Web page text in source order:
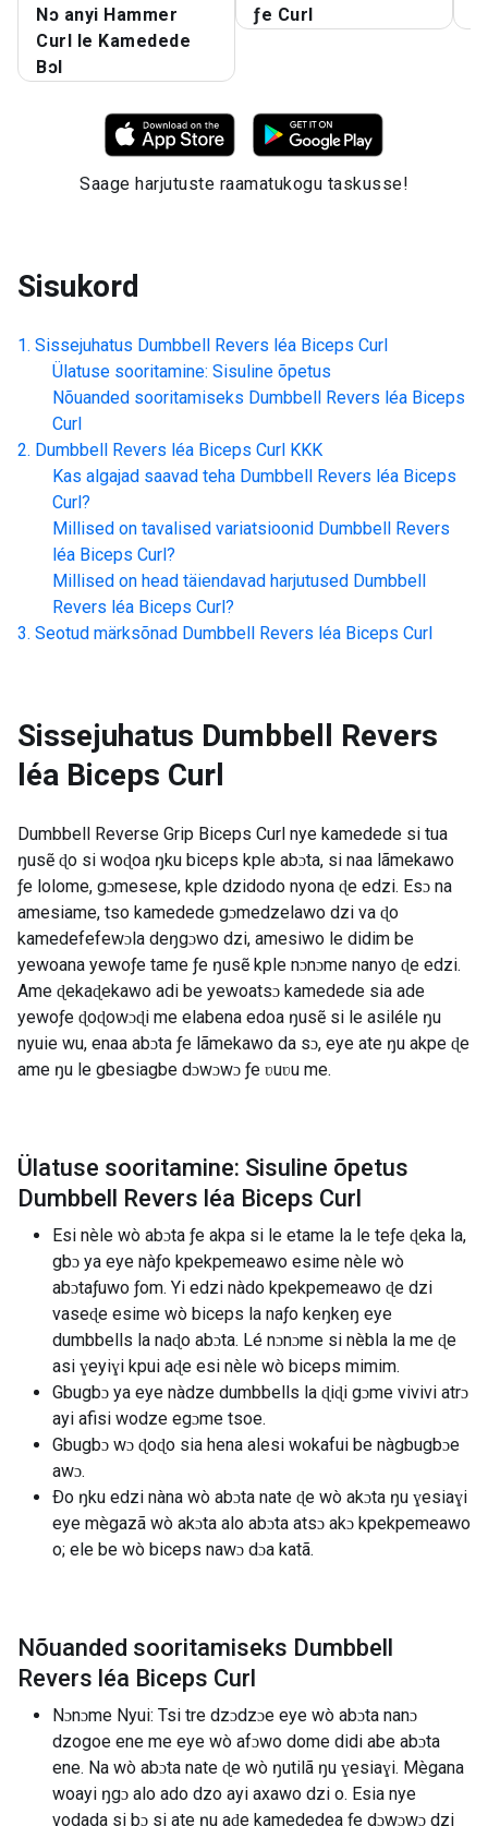
Nɔ anyi Hammer
Curl le Kamedede
Bɔl
ƒe Curl
Saage harjutuste raamatukogu taskusse!
Sisukord
Sissejuhatus Dumbbell Revers léa Biceps Curl
Ülatuse sooritamine: Sisuline õpetus
Nõuanded sooritamiseks Dumbbell Revers léa Biceps
Curl
Dumbbell Revers léa Biceps Curl KKK
Kas algajad saavad teha Dumbbell Revers léa Biceps
Curl?
Millised on tavalised variatsioonid Dumbbell Revers
léa Biceps Curl?
Millised on head täiendavad harjutused Dumbbell
Revers léa Biceps Curl?
Seotud märksõnad Dumbbell Revers léa Biceps Curl
Sissejuhatus Dumbbell Revers
léa Biceps Curl
Dumbbell Reverse Grip Biceps Curl nye kamedede si tua
ŋusẽ ɖo si woɖoa ŋku biceps kple abɔta, si naa lãmekawo
ƒe lolome, gɔmesese, kple dzidodo nyona ɖe edzi. Esɔ na
amesiame, tso kamedede gɔmedzelawo dzi va ɖo
kamedefefewɔla deŋgɔwo dzi, amesiwo le didim be
yewoana yewoƒe tame ƒe ŋusẽ kple nɔnɔme nanyo ɖe edzi.
Ame ɖekaɖekawo adi be yewoatsɔ kamedede sia ade
yewoƒe ɖoɖowɔɖi me elabena edoa ŋusẽ si le asiléle ŋu
nyuie wu, enaa abɔta ƒe lãmekawo da sɔ, eye ate ŋu akpe ɖe
ame ŋu le gbesiagbe dɔwɔwɔ ƒe ʋuʋu me.
Ülatuse sooritamine: Sisuline õpetus
Dumbbell Revers léa Biceps Curl
Esi nèle wò abɔta ƒe akpa si le etame la le teƒe ɖeka la,
gbɔ ya eye nàƒo kpekpemeawo esime nèle wò
abɔtaƒuwo ƒom. Yi edzi nàdo kpekpemeawo ɖe dzi
vaseɖe esime wò biceps la naƒo keŋkeŋ eye
dumbbells la naɖo abɔta. Lé nɔnɔme si nèbla la me ɖe
asi ɣeyiɣi kpui aɖe esi nèle wò biceps mimim.
Gbugbɔ ya eye nàdze dumbbells la ɖiɖi gɔme vivivi atrɔ
ayi afisi wodze egɔme tsoe.
Gbugbɔ wɔ ɖoɖo sia hena alesi wokafui be nàgbugbɔe
awɔ.
Ðo ŋku edzi nàna wò abɔta nate ɖe wò akɔta ŋu ɣesiaɣi
eye mègazã wò akɔta alo abɔta atsɔ akɔ kpekpemeawo
o; ele be wò biceps nawɔ dɔa katã.
Nõuanded sooritamiseks Dumbbell
Revers léa Biceps Curl
Nɔnɔme Nyui: Tsi tre dzɔdzɔe eye wò abɔta nanɔ
dzogoe ene me eye wò afɔwo dome didi abe abɔta
ene. Na wò abɔta nate ɖe wò ŋutilã ŋu ɣesiaɣi. Mègana
woayi ŋgɔ alo ado dzo ayi axawo dzi o. Esia nye
vodada si bɔ si ate ŋu aɖe kamededea ƒe dɔwɔwɔ dzi